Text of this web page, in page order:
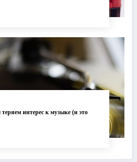
интерес к музыке (и это